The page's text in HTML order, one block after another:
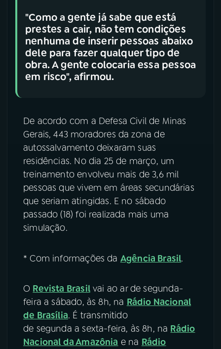
"Como a gente já sabe que está
prestes a cair, não tem condições
nenhuma de inserir pessoas abaixo
dele para fazer qualquer tipo de
obra. A gente colocaria essa pessoa
em risco", afirmou.
De acordo com a Defesa Civil de Minas
Gerais, 443 moradores da zona de
autossalvamento deixaram suas
residências. No dia 25 de março, um
treinamento envolveu mais de 3,6 mil
pessoas que vivem em áreas secundárias
que seriam atingidas. E no sábado
passado (18) foi realizada mais uma
simulação.
* Com informações da Agência Brasil.
O Revista Brasilvai ao ar de segunda-
feira a sábado, às 8h, na Rádio Nacional
de Brasília. É transmitido
de segunda a sexta-feira, às 8h, na Rádio
Nacional da Amazônia e na Rádio